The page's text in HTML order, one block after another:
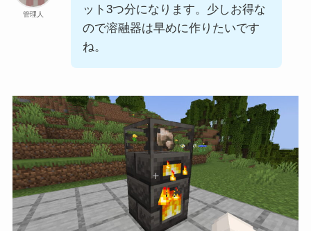
管理人
ット3つ分になります。少しお得な
ので溶融器は早めに作りたいです
ね。